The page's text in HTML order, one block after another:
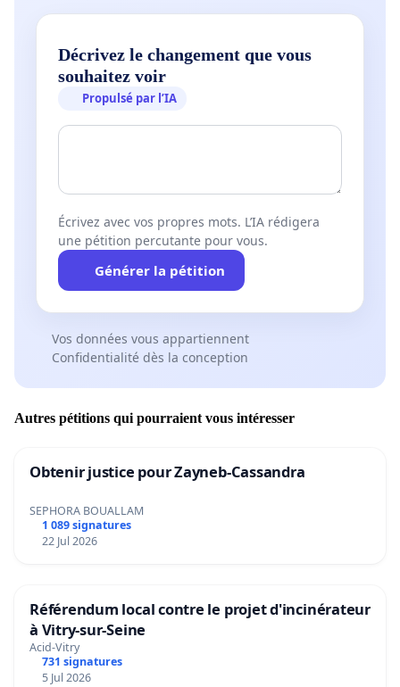
Décrivez le changement que vous
souhaitez voir
Propulsé par l’IA
Écrivez avec vos propres mots. L’IA rédigera
une pétition percutante pour vous.
Générer la pétition
Vos données vous appartiennent
Confidentialité dès la conception
Autres pétitions qui pourraient vous intéresser
Obtenir justice pour Zayneb-Cassandra
SEPHORA BOUALLAM
1 089 signatures
22 Jul 2026
Référendum local contre le projet d'incinérateur
à Vitry-sur-Seine
Acid-Vitry
731 signatures
5 Jul 2026